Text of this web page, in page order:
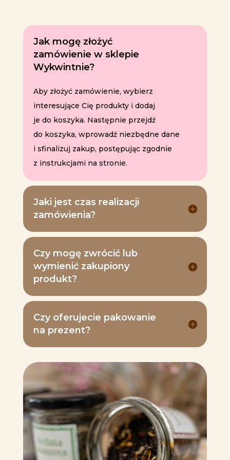
Jak mogę złożyć
zamówienie w sklepie
Wykwintnie?
Aby złożyć zamówienie, wybierz
interesujące Cię produkty i dodaj
je do koszyka. Następnie przejdź
do koszyka, wprowadź niezbędne dane
i sfinalizuj zakup, postępując zgodnie
z instrukcjami na stronie.
Jaki jest czas realizacji
zamówienia?
Czy mogę zwrócić lub
wymienić zakupiony
produkt?
Czy oferujecie pakowanie
na prezent?